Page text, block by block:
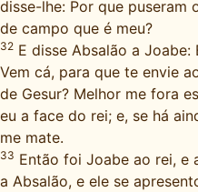
disse-lhe: Por que puseram
de campo que é meu?
32 E disse Absalão a
Vem cá, para que te envie
de Gesur? Melhor me fora
eu a face do rei; e, se há
me mate.
33 Então foi Joabe ao rei, e
a Absalão, e ele se